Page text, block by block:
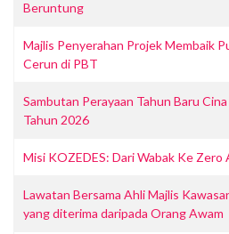
Beruntung
Majlis Penyerahan Projek Membaik
Cerun di PBT
Sambutan Perayaan Tahun Baru
Tahun 2026
Misi KOZEDES: Dari Wabak Ke Zero
Lawatan Bersama Ahli Majlis
yang diterima daripada Orang Awam